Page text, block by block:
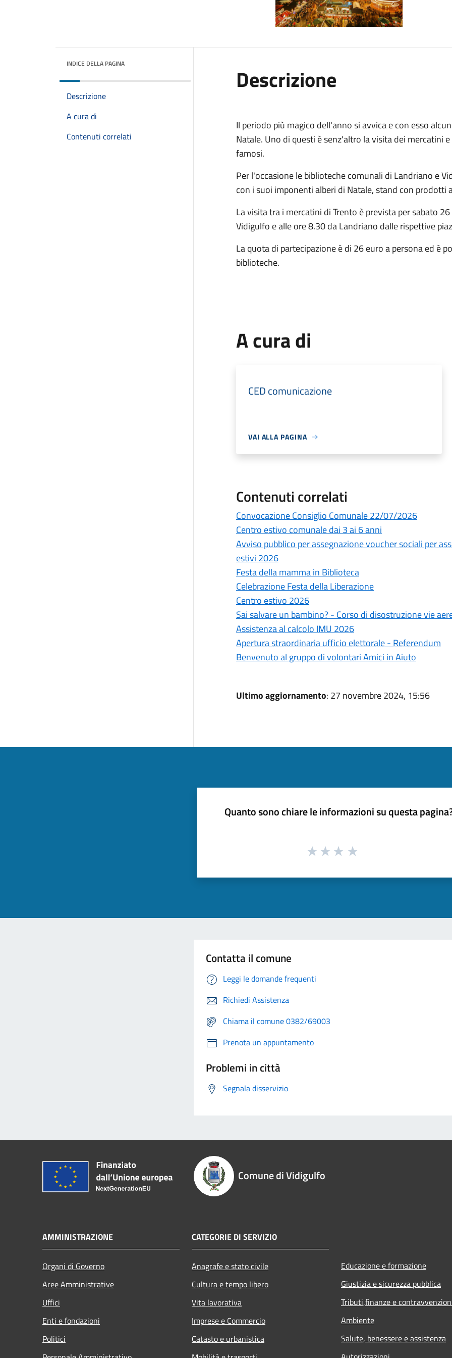
INDICE DELLA PAGINA
Descrizione
A cura di
Contenuti correlati
Descrizione
Il periodo più magico dell'anno si avvica e con esso
Natale. Uno di questi è senz'altro la visita dei mercatini
famosi.
Per l'occasione le biblioteche comunali di Landriano e
con i suoi imponenti alberi di Natale, stand con
La visita tra i mercatini di Trento è prevista per sabato
Vidigulfo e alle ore 8.30 da Landriano dalle rispettive
La quota di partecipazione è di 26 euro a persona ed è
biblioteche.
A cura di
CED comunicazione
VAI ALLA PAGINA
Contenuti correlati
Convocazione Consiglio Comunale 22/07/2026
Centro estivo comunale dai 3 ai 6 anni
Avviso pubblico per assegnazione voucher sociali per
estivi 2026
Festa della mamma in Biblioteca
Celebrazione Festa della Liberazione
Centro estivo 2026
Sai salvare un bambino? - Corso di disostruzione vie
Assistenza al calcolo IMU 2026
Apertura straordinaria ufficio elettorale - Referendum
Benvenuto al gruppo di volontari Amici in Aiuto
Ultimo aggiornamento: 27 novembre 2024, 15:56
Quanto sono chiare le informazioni su questa
Contatta il comune
Leggi le domande frequenti
Richiedi Assistenza
Chiama il comune 0382/69003
Prenota un appuntamento
Problemi in città
Segnala disservizio
Comune di Vidigulfo
AMMINISTRAZIONE
Organi di Governo
Aree Amministrative
Uffici
Enti e fondazioni
Politici
CATEGORIE DI SERVIZIO
Anagrafe e stato civile
Cultura e tempo libero
Vita lavorativa
Imprese e Commercio
Catasto e urbanistica
Educazione e formazione
Giustizia e sicurezza pubblica
Tributi,finanze e
Ambiente
Salute, benessere e assistenza